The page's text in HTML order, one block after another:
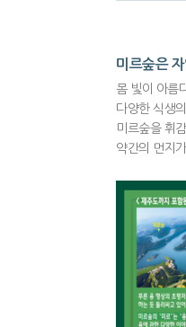
미르숲은
몸 빛이 아름
다양한 식생
미르숲을 휘
약간의 먼지